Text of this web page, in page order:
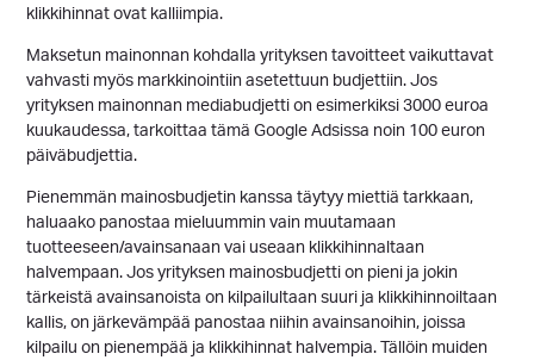
klikkihinnat ovat kalliimpia.
Maksetun mainonnan kohdalla yrityksen tavoitteet vaikuttavat
vahvasti myös markkinointiin asetettuun budjettiin. Jos
yrityksen mainonnan mediabudjetti on esimerkiksi 3000 euroa
kuukaudessa, tarkoittaa tämä Google Adsissa noin 100 euron
päiväbudjettia.
Pienemmän mainosbudjetin kanssa täytyy miettiä tarkkaan,
haluaako panostaa mieluummin vain muutamaan
tuotteeseen/avainsanaan vai useaan klikkihinnaltaan
halvempaan. Jos yrityksen mainosbudjetti on pieni ja jokin
tärkeistä avainsanoista on kilpailultaan suuri ja klikkihinnoiltaan
kallis, on järkevämpää panostaa niihin avainsanoihin, joissa
kilpailu on pienempää ja klikkihinnat halvempia. Tällöin muiden